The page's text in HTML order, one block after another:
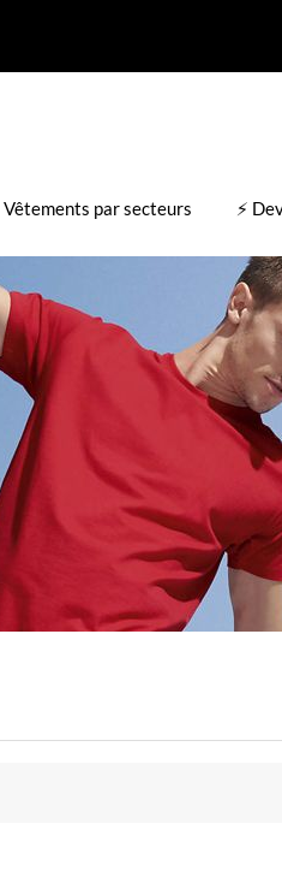
Vêtements par secteurs ⚡